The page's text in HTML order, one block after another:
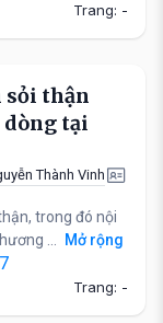
Trang: -
sỏi thận
dòng tại
Thành Vinh
trong đó nội
...
Mở rộng
Trang: -